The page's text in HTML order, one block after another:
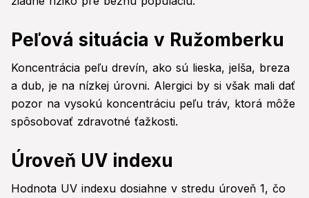
Peľová situácia v Ružomberku
Koncentrácia peľu drevín, ako sú lieska, jelša, breza
a dub, je na nízkej úrovni. Alergici by si však mali dať
pozor na vysokú koncentráciu peľu tráv, ktorá môže
spôsobovať zdravotné ťažkosti.
Úroveň UV indexu
Hodnota UV indexu dosiahne v stredu úroveň 1, čo